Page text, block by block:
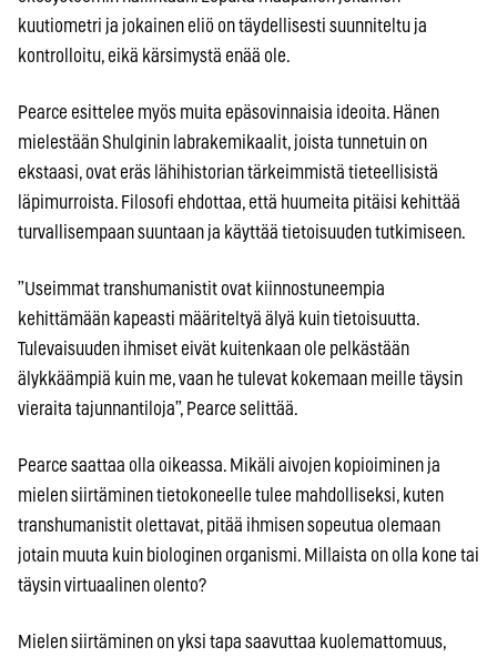
kuutiometri ja jokainen eliö on täydellisesti suunniteltu ja
kontrolloitu, eikä kärsimystä enää ole.
Pearce esittelee myös muita epäsovinnaisia ideoita. Hänen
mielestään Shulginin labrakemikaalit, joista tunnetuin on
ekstaasi, ovat eräs lähihistorian tärkeimmistä tieteellisistä
läpimurroista. Filosofi ehdottaa, että huumeita pitäisi kehittää
turvallisempaan suuntaan ja käyttää tietoisuuden tutkimiseen.
”Useimmat transhumanistit ovat kiinnostuneempia
kehittämään kapeasti määriteltyä älyä kuin tietoisuutta.
Tulevaisuuden ihmiset eivät kuitenkaan ole pelkästään
älykkäämpiä kuin me, vaan he tulevat kokemaan meille täysin
vieraita tajunnantiloja”, Pearce selittää.
Pearce saattaa olla oikeassa. Mikäli aivojen kopioiminen ja
mielen siirtäminen tietokoneelle tulee mahdolliseksi, kuten
transhumanistit olettavat, pitää ihmisen sopeutua olemaan
jotain muuta kuin biologinen organismi. Millaista on olla kone tai
täysin virtuaalinen olento?
Mielen siirtäminen on yksi tapa saavuttaa kuolemattomuus,